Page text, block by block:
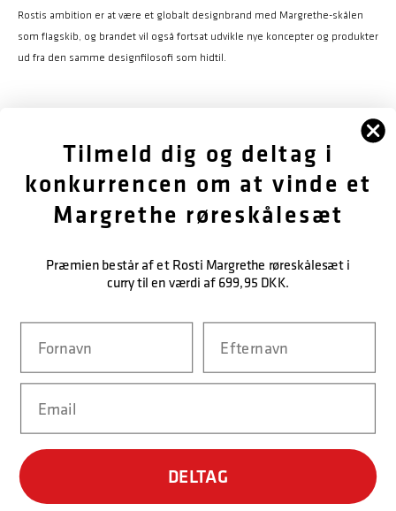
Rostis ambition er at være et globalt designbrand med Margrethe-skålen
som flagskib, og brandet vil også fortsat udvikle nye koncepter og produkter
ud fra den samme designfilosofi som hidtil.
OM OS
KUNDESERVICE
NEM BETALING
Tilmeld dig og deltag i
konkurrencen om at vinde et
Margrethe røreskålesæt
Præmien består af et Rosti Margrethe røreskålesæt i
curry til en værdi af 699,95 DKK.
DELTAG